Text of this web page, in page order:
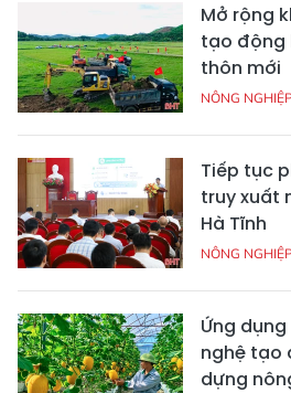
Mở rộng
tạo động
thôn mới
NÔNG
Tiếp tục
truy xuất
Hà Tĩnh
NÔNG
Ứng
nghệ tạo
dựng